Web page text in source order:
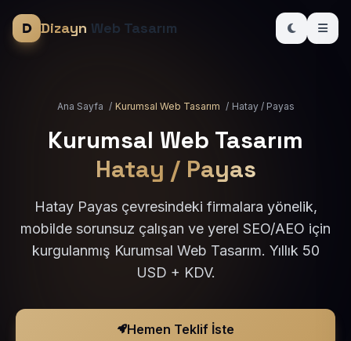
Dizayn Web Tasarım
Ana Sayfa / Kurumsal Web Tasarım / Hatay / Payas
Kurumsal Web Tasarım
Hatay / Payas
Hatay Payas çevresindeki firmalara yönelik,
mobilde sorunsuz çalışan ve yerel SEO/AEO için
kurgulanmış Kurumsal Web Tasarım. Yıllık 50
USD + KDV.
Hemen Teklif İste